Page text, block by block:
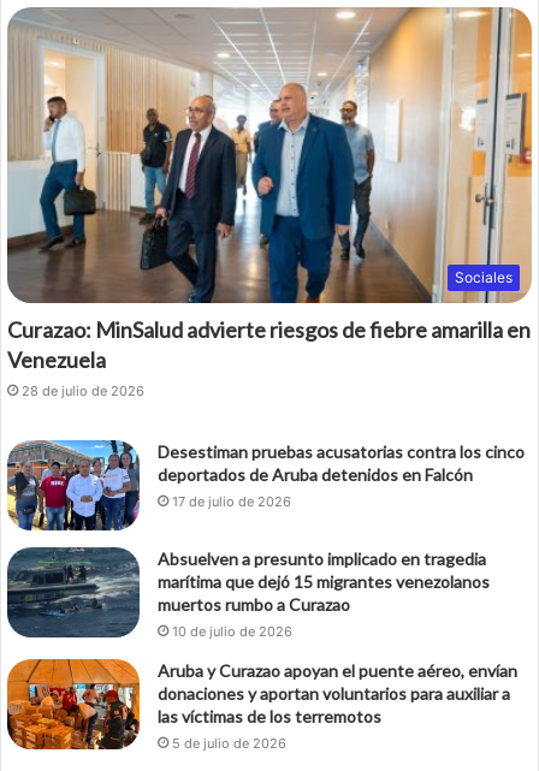
Sociales
Curazao: MinSalud advierte riesgos de fiebre amarilla en
Venezuela
28 de julio de 2026
Desestiman pruebas acusatorias contra los cinco
deportados de Aruba detenidos en Falcón
17 de julio de 2026
Absuelven a presunto implicado en tragedia
marítima que dejó 15 migrantes venezolanos
muertos rumbo a Curazao
10 de julio de 2026
Aruba y Curazao apoyan el puente aéreo, envían
donaciones y aportan voluntarios para auxiliar a
las víctimas de los terremotos
5 de julio de 2026